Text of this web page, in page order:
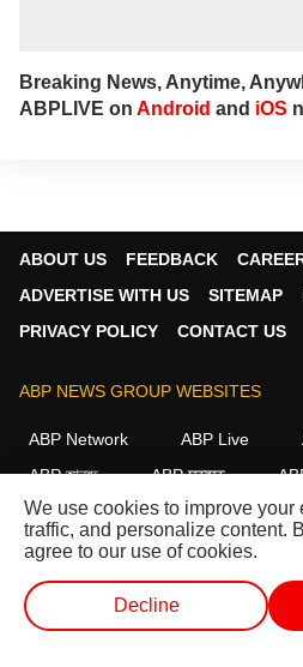
Breaking News, Anytime,
ABPLIVE on Android and iOS
ABOUT US FEEDBACK
ADVERTISE WITH US
SITEMAP
PRIVACY POLICY
CONTACT US
ABP NEWS GROUP WEBSITES
ABP Network ABP Live
ABP আনন্দ
ABP माझा
ABP Ganga
ABP ਸਾਂਝਾ
FOLLOW US
We use cookies to improve your
traffic, and personalize content.
agree to our use of cookies.
Decline